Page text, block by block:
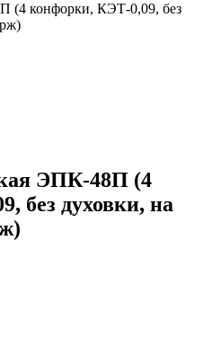
(4 конфорки, КЭТ-0,09, без
ЭПК-48П (4
без духовки, на